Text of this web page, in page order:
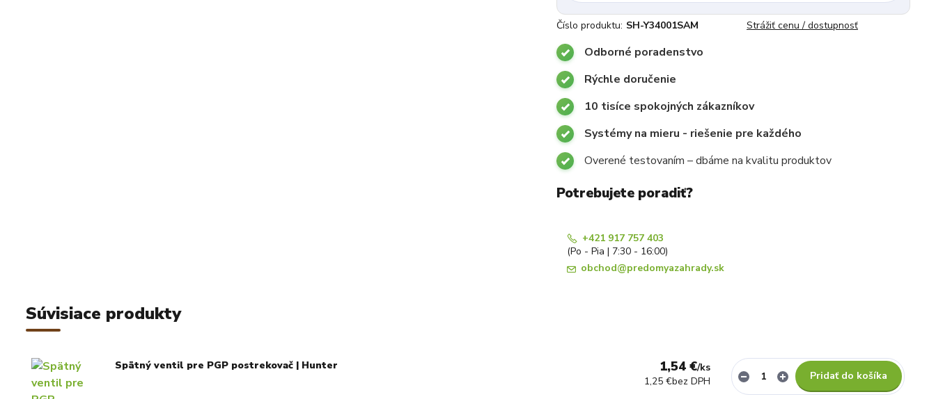
Číslo produktu: SH-Y34001SAM Strážiť cenu / dostupnosť
Odborné poradenstvo
Rýchle doručenie
10 tisíce spokojných zákazníkov
Systémy na mieru - riešenie pre každého
Overené testovaním – dbáme na kvalitu produktov
Potrebujete poradiť?
+421 917 757 403
(Po - Pia | 7:30 - 16:00)
obchod@predomyazahrady.sk
Súvisiace produkty
Spätný ventil pre PGP postrekovač | Hunter 1,54 €/ks
1,25 €bez DPH
Pridať do košíka